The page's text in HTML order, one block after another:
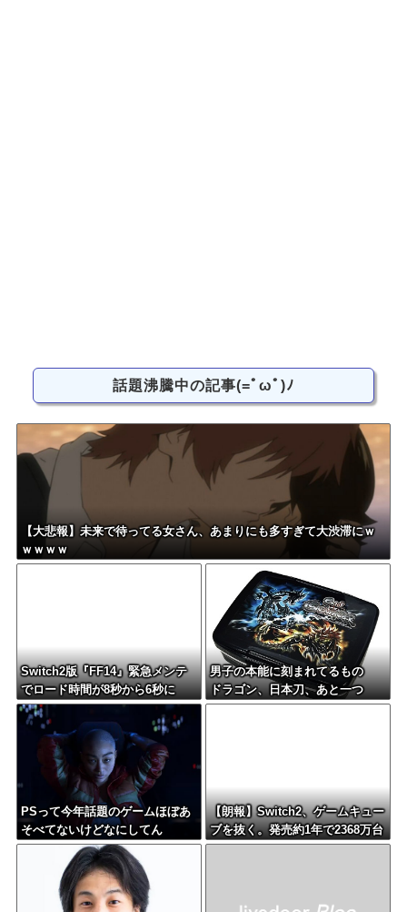
話題沸騰中の記事(=ﾟωﾟ)ﾉ
【大悲報】未来で待ってる女さん、あまりにも多すぎて大渋滞にｗ
ｗｗｗｗ
Switch2版『FF14』緊急メンテ
でロード時間が8秒から6秒に
男子の本能に刻まれてるもの
ドラゴン、日本刀、あと一つ
は？
PSって今年話題のゲームほぼあ
そべてないけどなにしてん
の？？？
【朗報】Switch2、ゲームキュー
ブを抜く。発売約1年で2368万台
突破